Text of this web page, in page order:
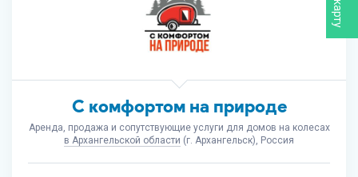
С комфортом на природе
Аренда, продажа и сопутствующие услуги для домов на колесах
в Архангельской области (г. Архангельск), Россия